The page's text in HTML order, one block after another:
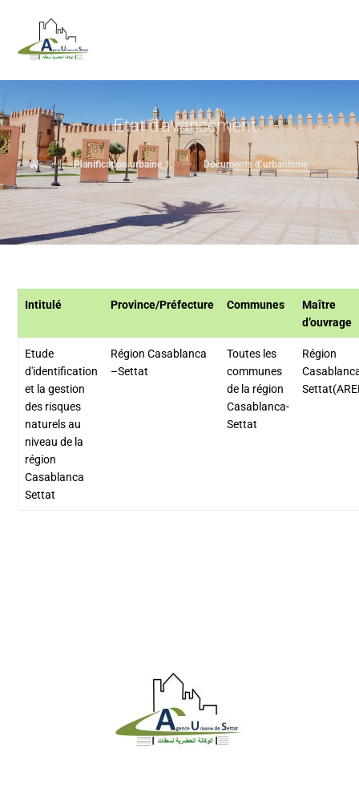
Etat d’avancement
Planification urbaine 1 Documents d’urbanisme
Intitulé Province/Préfecture Communes
Maître
d’ouvrage
Etude
d'identification
et la gestion
des risques
naturels au
niveau de la
région
Casablanca
Settat
Région Casablanca
–Settat
Toutes les
communes
de la région
Casablanca-
Settat
Région